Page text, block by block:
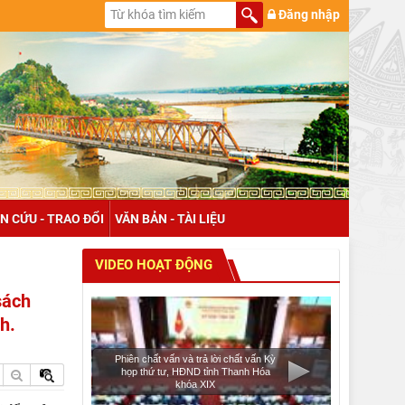
Đăng nhập
CỨU - TRAO ĐỔI VĂN BẢN - TÀI LIỆU
VIDEO HOẠT ĐỘNG
Phiên chất vấn và trả lời chất vấn Kỳ
họp thứ tư, HĐND tỉnh Thanh Hóa
khóa XIX